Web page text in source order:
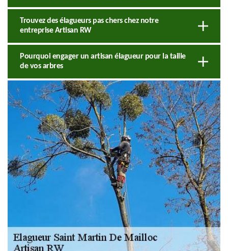
Trouvez des élagueurs pas chers chez notre
entreprise Artisan RW
Pourquoi engager un artisan élagueur pour la taille
de vos arbres